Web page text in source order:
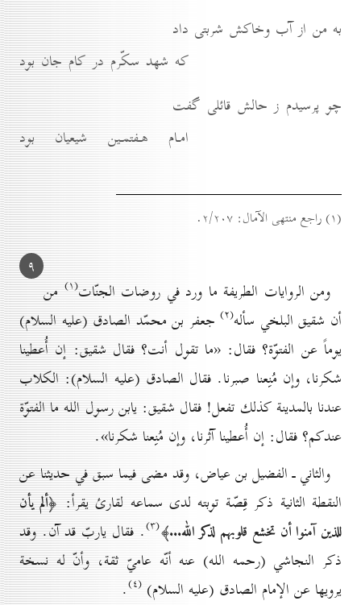
به من از آب وخاكش شربتى داد
كه شهد سكّرم در كام جان بود
چو پرسيدم ز حالش قائلى گفت
امـام هـفتمـين شيعيان بود
(۱) راجع منتهى الآمال: ۲/۲٠۷.
۹
ومن الروايات الطريفة ما ورد في روضات الجنّات(۱)
من
أن شقيق البلخي سأله(۲) جعفر بن محمّد الصادق (عليه السلام)
يوماً عن الفتوّة؟ فقال: «ما تقول أنت؟ فقال شقيق: إن أُعطينا
شكرنا، وإن مُنِعنا صبرنا. فقال الصادق (عليه السلام): الكلاب
عندنا بالمدينة كذلك تفعل! فقال شقيق: يابن رسول الله ما الفتوّة
عندكم؟ فقال: إن أُعطينا آثرنا، وإن مُنِعنا شكرنا».
والثاني ـ الفضيل بن عياض، وقد مضى فيما سبق في حديثنا عن
النقطة الثانية ذكر قِصّة توبته لدى سماعه لقارئ يقرأ:﴿ألم يأن
للذين آمنوا أن تخشع قلوبهم لذكر الله...﴾(۳) . فقال ياربّ قد آن. وقد
ذكر النجاشي (رحمه الله) عنه أنّه عاميّ ثقة، وأنّ له نسخة
يرويها عن الإمام الصادق (عليه السلام) (٤) .